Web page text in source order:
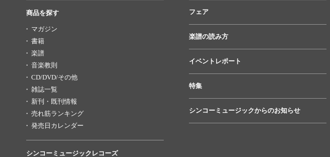
商品を探す
マガジン
書籍
楽譜
音楽教則
CD/DVD/その他
雑誌一覧
新刊・既刊情報
売れ筋ランキング
発売日カレンダー
シンコーミュージックレコーズ
フェア
楽譜の読み方
イベントレポート
特集
シンコーミュージックからのお知らせ